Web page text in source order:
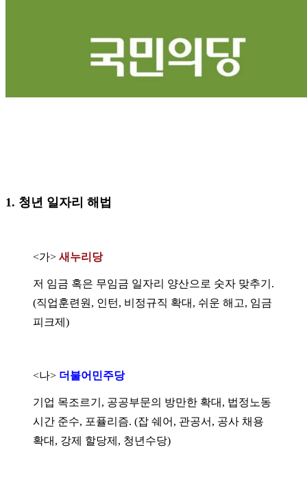
1. 청년 일자리 해법
<가> 새누리당
저 임금 혹은 무임금 일자리 양산으로 숫자 맞추기.
(직업훈련원, 인턴, 비정규직 확대, 쉬운 해고, 임금
피크제)
<나> 더불어민주당
기업 목조르기, 공공부문의 방만한 확대, 법정노동
시간 준수, 포퓰리즘. (잡 쉐어, 관공서, 공사 채용
확대, 강제 할당제, 청년수당)